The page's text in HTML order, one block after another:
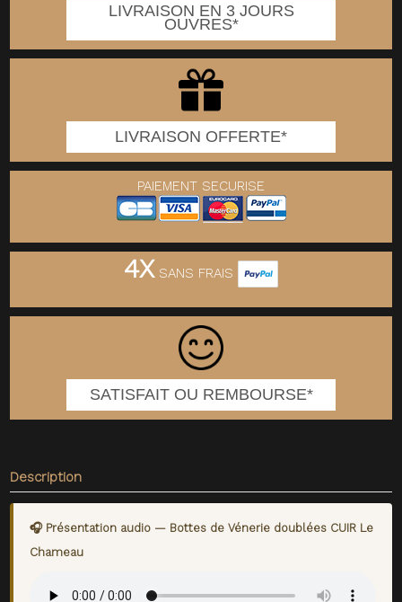
LIVRAISON EN 3 JOURS
OUVRES*
LIVRAISON OFFERTE*
PAIEMENT SECURISE
4X SANS FRAIS
SATISFAIT OU REMBOURSE*
Description
🎧 Présentation audio — Bottes de Vénerie doublées CUIR Le
Chameau